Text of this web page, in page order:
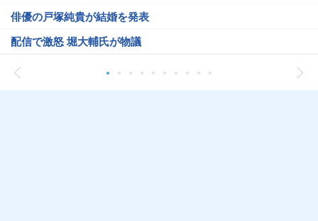
俳優の戸塚純貴が結婚を発表
配信で激怒 堀大輔氏が物議